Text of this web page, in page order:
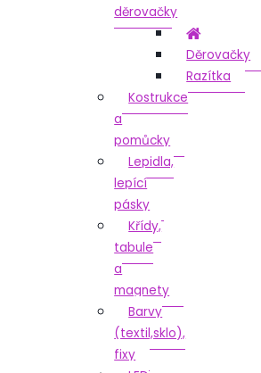
děrovačky
Děrovačky
Razítka
Kostrukce
a
pomůcky
Lepidla,
lepící
pásky
Křídy,
tabule
a
magnety
Barvy
(textil,sklo),
fixy